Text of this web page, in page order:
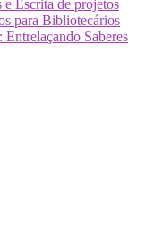
Escrita de projetos
para Bibliotecários
Saberes